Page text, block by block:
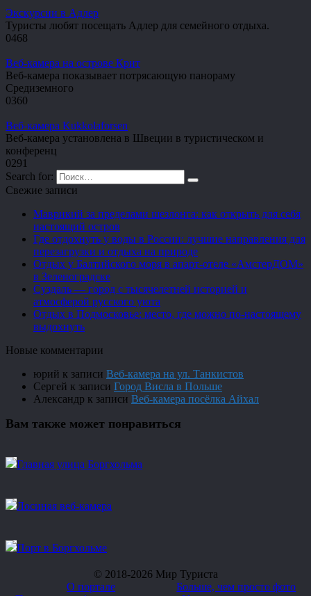
Экскурсии в Адлер
Туристы любят посещать Адлер для семейного отдыха.
0468
Веб-камера на острове Крит
Веб-камера показывает потрясающую панораму
Средиземного
0360
Веб-камера Kukkolaforsen
Веб-камера установлена в Швеции в туристическом и
конференц
0291
Search for:
Свежие записи
Маврикий за пределами шезлонга: как открыть для себя
настоящий остров
Где отдохнуть у воды в России: лучшие направления для
перезагрузки и отдыха на природе
Отдых у Балтийского моря в апарт-отеле «АмстерДОМ»
в Зеленоградске
Суздаль — город с тысячелетней историей и
атмосферой русского уюта
Отдых в Подмосковье: место, где можно по-настоящему
выдохнуть
Новые комментарии
юрий к записи Веб-камера на ул. Танкистов
Сергей к записи Город Висла в Польше
Александр к записи Веб-камера посёлка Айхал
Вам также может понравиться
Главная улица Боргхольма
Лосиная веб-камера
Порт в Боргхольме
© 2018-2026 Мир Туриста
О портале
Больше, чем просто фото